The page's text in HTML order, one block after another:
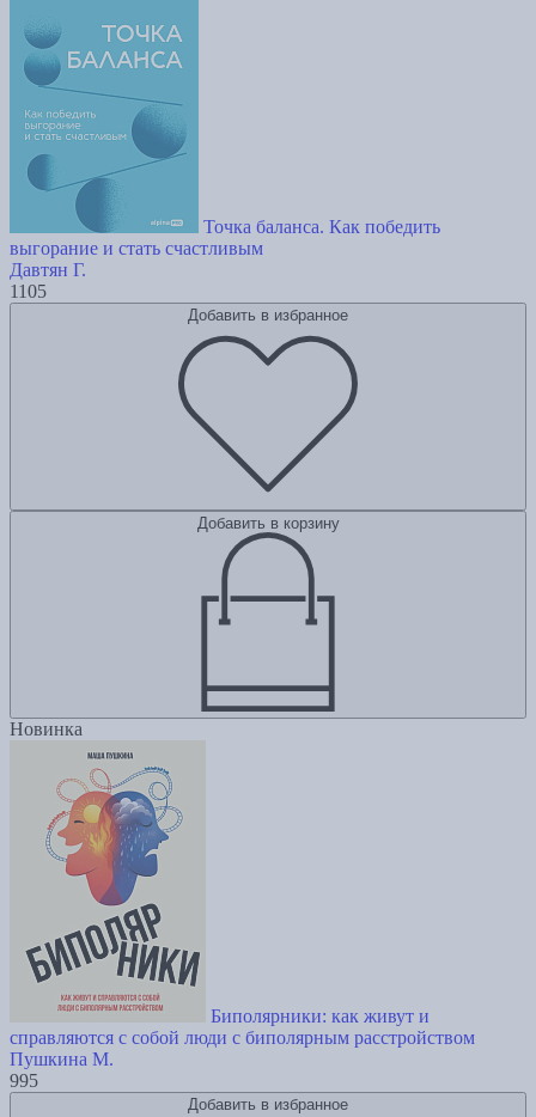
Точка баланса. Как победить
выгорание и стать счастливым
Давтян Г.
1105
Добавить в избранное
Добавить в корзину
Новинка
Биполярники: как живут и
справляются с собой люди с биполярным расстройством
Пушкина М.
995
Добавить в избранное